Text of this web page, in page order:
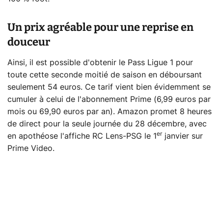
Un prix agréable pour une reprise en
douceur
Ainsi, il est possible d'obtenir le Pass Ligue 1 pour
toute cette seconde moitié de saison en déboursant
seulement 54 euros. Ce tarif vient bien évidemment se
cumuler à celui de l'abonnement Prime (6,99 euros par
mois ou 69,90 euros par an). Amazon promet 8 heures
de direct pour la seule journée du 28 décembre, avec
en apothéose l'affiche RC Lens-PSG le 1 er janvier sur
Prime Video.